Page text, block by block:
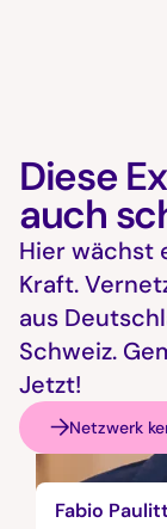
Diese
auch
Hier wächst
Kraft.
aus
Schweiz.
Jetzt!
Netzwerk
Fabio